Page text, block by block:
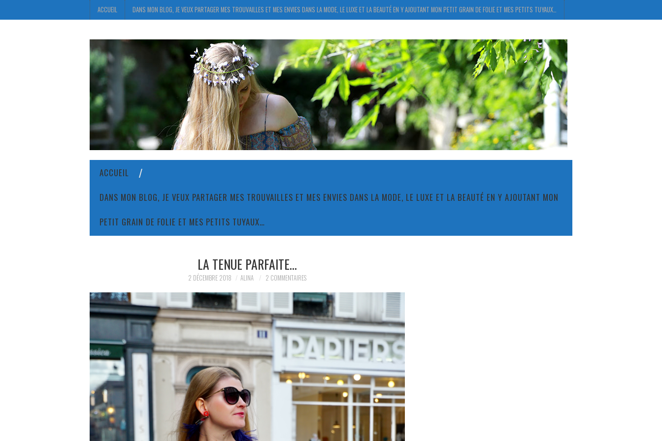
ACCUEIL DANS MON BLOG, JE VEUX PARTAGER MES TROUVAILLES ET MES ENVIES DANS LA MODE, LE LUXE ET LA BEAUTÉ EN Y AJOUTANT MON PETIT GRAIN DE FOLIE ET MES PETITS TUYAUX…
ACCUEIL
DANS MON BLOG, JE VEUX PARTAGER MES TROUVAILLES ET MES ENVIES DANS LA MODE, LE LUXE ET LA BEAUTÉ EN Y AJOUTANT MON
PETIT GRAIN DE FOLIE ET MES PETITS TUYAUX…
LA TENUE PARFAITE…
2 DÉCEMBRE 2018 ALINA 2 COMMENTAIRES